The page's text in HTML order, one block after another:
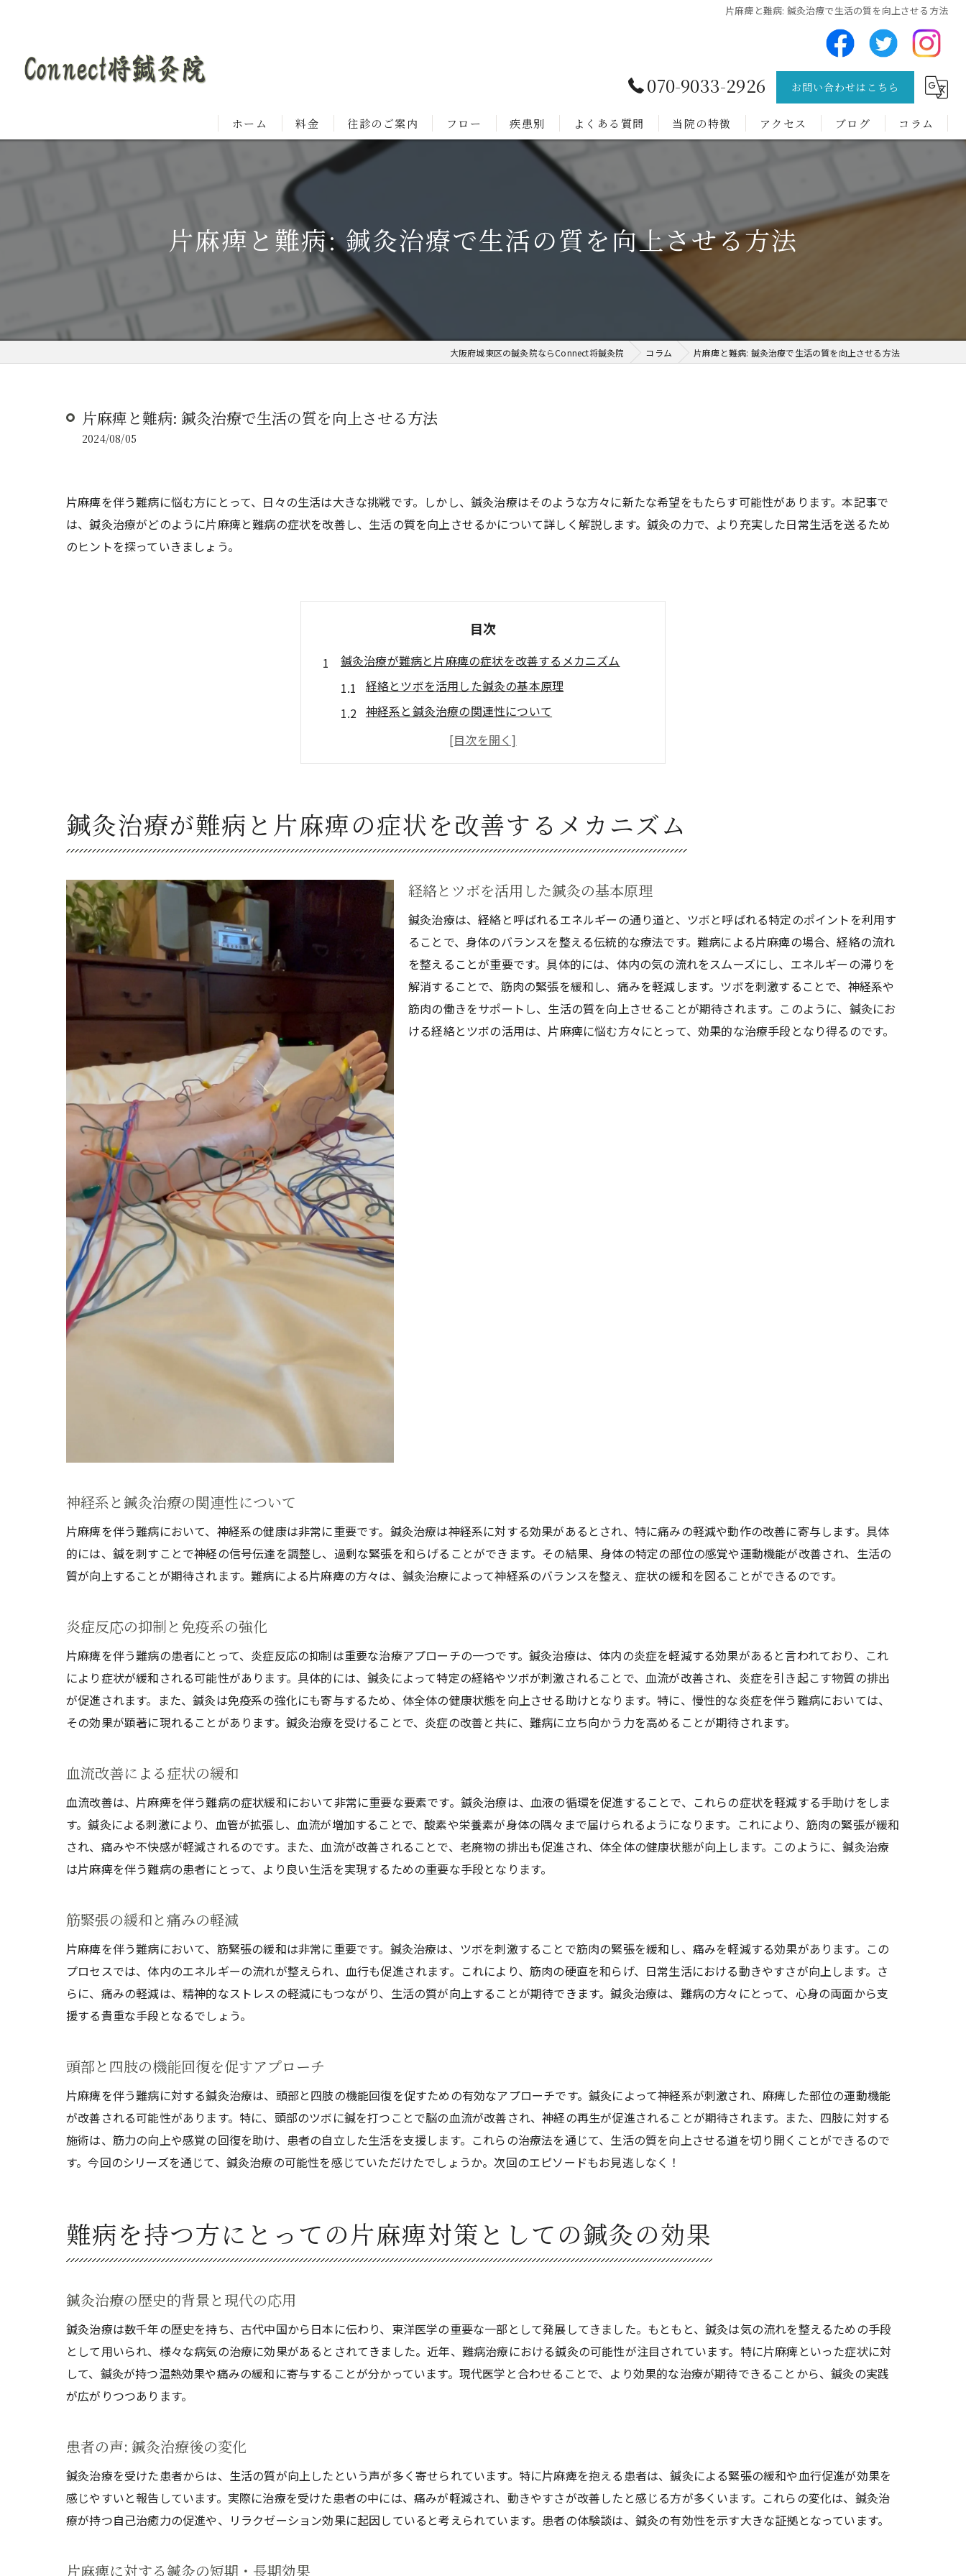
片麻痺と難病: 鍼灸治療で生活の質を向上させる方法
070-9033-2926 お問い合わせはこちら
ホーム 料金 往診のご案内 フロー 疾患別 よくある質問 当院の特徴
難病
肩こり
アクセス ブログ コラム
片麻痺と難病: 鍼灸治療で生活の質を向上させる方法
大阪府城東区の鍼灸院ならConnect将鍼灸院 コラム 片麻痺と難病: 鍼灸治療で生活の質を向上させる方法
片麻痺と難病: 鍼灸治療で生活の質を向上させる方法
2024/08/05
片麻痺を伴う難病に悩む方にとって、日々の生活は大きな挑戦です。しかし、鍼灸治療はそのような方々に新たな希望をもたらす可能性があります。本記事で
は、鍼灸治療がどのように片麻痺と難病の症状を改善し、生活の質を向上させるかについて詳しく解説します。鍼灸の力で、より充実した日常生活を送るため
のヒントを探っていきましょう。
目次
鍼灸治療が難病と片麻痺の症状を改善するメカニズム
経絡とツボを活用した鍼灸の基本原理
神経系と鍼灸治療の関連性について
炎症反応の抑制と免疫系の強化
血流改善による症状の緩和
頭部と四肢の機能回復を促すアプローチ
難病を持つ方にとっての片麻痺対策としての鍼灸の効果
患者の声: 鍼灸治療後の変化
片麻痺に対する鍼灸の短期・長期効果
鍼灸治療とリハビリテーションの併用
副作用の少ない鍼灸治療の利点
精神的な支えとしての鍼灸治療
片麻痺患者に希望をもたらす鍼灸治療の具体的な事例
鍼灸治療を受けた片麻痺患者の体験談
回復に向けての経過と成果
異なる難病に対する鍼灸の適応例
治療前後の生活の変化
専門家の視点から見た治療効果
成功事例から学ぶ鍼灸治療の重要性
難病による片麻痺で苦しむ日常からの脱却方法
日常生活に取り入れる鍼灸治療
セルフケアと鍼灸の組み合わせ
家庭でできる簡単な鍼灸テクニック
ストレス管理と鍼灸の役割
鍼灸治療と食事療法の相乗効果
鍼灸治療が難病患者の生活の質を高める理由
長期的な健康管理としての鍼灸
片麻痺を伴う難病患者のための鍼灸治療ガイド
初めての鍼灸治療の流れ
鍼灸治療後のケア方法
継続的な治療計画の立て方
難病と片麻痺に対する鍼灸治療の最新研究とその成果
臨床試験の事例と結果
新しい治療技術とアプローチ
研究者のインタビューと見解
今後の鍼灸治療の可能性
鍼灸によるストレス軽減効果
日常生活での鍼灸活用法
家庭でできる簡単なセルフケア
鍼灸治療が難病と片麻痺の症状を改善するメカニズム
経絡とツボを活用した鍼灸の基本原理
鍼灸治療は、経絡と呼ばれるエネルギーの通り道と、ツボと呼ばれる特定のポイントを利用す
ることで、身体のバランスを整える伝統的な療法です。難病による片麻痺の場合、経絡の流れ
を整えることが重要です。具体的には、体内の気の流れをスムーズにし、エネルギーの滞りを
解消することで、筋肉の緊張を緩和し、痛みを軽減します。ツボを刺激することで、神経系や
筋肉の働きをサポートし、生活の質を向上させることが期待されます。このように、鍼灸にお
ける経絡とツボの活用は、片麻痺に悩む方々にとって、効果的な治療手段となり得るのです。
神経系と鍼灸治療の関連性について
片麻痺を伴う難病において、神経系の健康は非常に重要です。鍼灸治療は神経系に対する効果があるとされ、特に痛みの軽減や動作の改善に寄与します。具体
的には、鍼を刺すことで神経の信号伝達を調整し、過剰な緊張を和らげることができます。その結果、身体の特定の部位の感覚や運動機能が改善され、生活の
質が向上することが期待されます。難病による片麻痺の方々は、鍼灸治療によって神経系のバランスを整え、症状の緩和を図ることができるのです。
炎症反応の抑制と免疫系の強化
片麻痺を伴う難病の患者にとって、炎症反応の抑制は重要な治療アプローチの一つです。鍼灸治療は、体内の炎症を軽減する効果があると言われており、これ
により症状が緩和される可能性があります。具体的には、鍼灸によって特定の経絡やツボが刺激されることで、血流が改善され、炎症を引き起こす物質の排出
が促進されます。また、鍼灸は免疫系の強化にも寄与するため、体全体の健康状態を向上させる助けとなります。特に、慢性的な炎症を伴う難病においては、
その効果が顕著に現れることがあります。鍼灸治療を受けることで、炎症の改善と共に、難病に立ち向かう力を高めることが期待されます。
血流改善による症状の緩和
血流改善は、片麻痺を伴う難病の症状緩和において非常に重要な要素です。鍼灸治療は、血液の循環を促進することで、これらの症状を軽減する手助けをしま
す。鍼灸による刺激により、血管が拡張し、血流が増加することで、酸素や栄養素が身体の隅々まで届けられるようになります。これにより、筋肉の緊張が緩和
され、痛みや不快感が軽減されるのです。また、血流が改善されることで、老廃物の排出も促進され、体全体の健康状態が向上します。このように、鍼灸治療
は片麻痺を伴う難病の患者にとって、より良い生活を実現するための重要な手段となります。
筋緊張の緩和と痛みの軽減
片麻痺を伴う難病において、筋緊張の緩和は非常に重要です。鍼灸治療は、ツボを刺激することで筋肉の緊張を緩和し、痛みを軽減する効果があります。この
プロセスでは、体内のエネルギーの流れが整えられ、血行も促進されます。これにより、筋肉の硬直を和らげ、日常生活における動きやすさが向上します。さ
らに、痛みの軽減は、精神的なストレスの軽減にもつながり、生活の質が向上することが期待できます。鍼灸治療は、難病の方々にとって、心身の両面から支
援する貴重な手段となるでしょう。
頭部と四肢の機能回復を促すアプローチ
片麻痺を伴う難病に対する鍼灸治療は、頭部と四肢の機能回復を促すための有効なアプローチです。鍼灸によって神経系が刺激され、麻痺した部位の運動機能
が改善される可能性があります。特に、頭部のツボに鍼を打つことで脳の血流が改善され、神経の再生が促進されることが期待されます。また、四肢に対する
施術は、筋力の向上や感覚の回復を助け、患者の自立した生活を支援します。これらの治療法を通じて、生活の質を向上させる道を切り開くことができるので
す。今回のシリーズを通じて、鍼灸治療の可能性を感じていただけたでしょうか。次回のエピソードもお見逃しなく！
難病を持つ方にとっての片麻痺対策としての鍼灸の効果
鍼灸治療の歴史的背景と現代の応用
鍼灸治療は数千年の歴史を持ち、古代中国から日本に伝わり、東洋医学の重要な一部として発展してきました。もともと、鍼灸は気の流れを整えるための手段
として用いられ、様々な病気の治療に効果があるとされてきました。近年、難病治療における鍼灸の可能性が注目されています。特に片麻痺といった症状に対
して、鍼灸が持つ温熱効果や痛みの緩和に寄与することが分かっています。現代医学と合わせることで、より効果的な治療が期待できることから、鍼灸の実践
が広がりつつあります。
患者の声: 鍼灸治療後の変化
鍼灸治療を受けた患者からは、生活の質が向上したという声が多く寄せられています。特に片麻痺を抱える患者は、鍼灸による緊張の緩和や血行促進が効果を
感じやすいと報告しています。実際に治療を受けた患者の中には、痛みが軽減され、動きやすさが改善したと感じる方が多くいます。これらの変化は、鍼灸治
療が持つ自己治癒力の促進や、リラクゼーション効果に起因していると考えられています。患者の体験談は、鍼灸の有効性を示す大きな証拠となっています。
片麻痺に対する鍼灸の短期・長期効果